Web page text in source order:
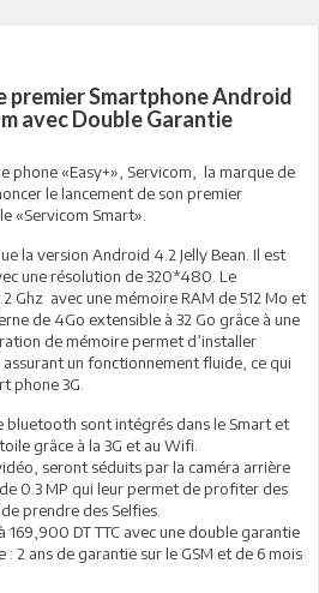
premier Smartphone Android
avec Double Garantie
phone «Easy+», Servicom, la marque de
le lancement de son premier
«Servicom Smart».
la version Android 4.2 Jelly Bean. Il est
une résolution de 320*480. Le
Ghz avec une mémoire RAM de 512 Mo et
de 4Go extensible à 32 Go grâce à une
de mémoire permet d’installer
un fonctionnement fluide, ce qui
phone 3G.
bluetooth sont intégrés dans le Smart et
grâce à la 3G et au Wifi.
seront séduits par la caméra arrière
0.3 MP qui leur permet de profiter des
prendre des Selfies.
169,900 DT TTC avec une double garantie
: 2 ans de garantie sur le GSM et de 6 mois